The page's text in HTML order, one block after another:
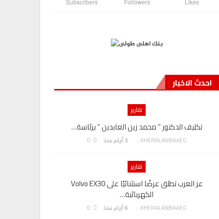
Likes
Followers
Subscribers
احدث الاخبار
تقارير
تكليف الدكتور ” محمد زين العابدين ” برئاسة…
AKHERALANBAAEG 3 أيام منذ
تقارير
عز العرب تطلق عرضًا استثنائيًا على Volvo EX30
الكهربائية…
AKHERALANBAAEG 6 أيام منذ